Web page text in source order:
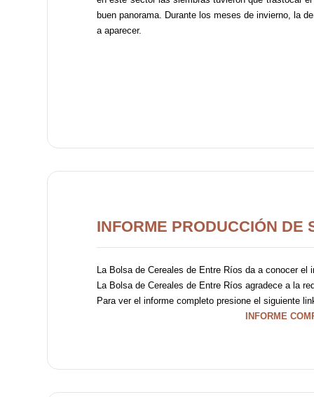
buen panorama. Durante los meses de invierno, la
a aparecer.
INFORME PRODUCCIÓN DE
La Bolsa de Cereales de Entre Ríos da a conocer
La Bolsa de Cereales de Entre Ríos agradece a la
Para ver el informe completo presione el siguiente
INFORME